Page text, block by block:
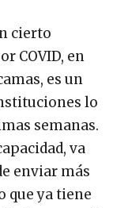
cierto
COVID, en
es un
lo
semanas.
va
enviar más
que ya tiene